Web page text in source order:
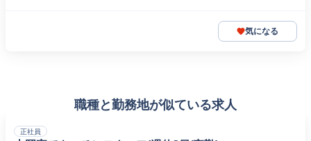
気になる
職種と勤務地が似ている求人
正社員